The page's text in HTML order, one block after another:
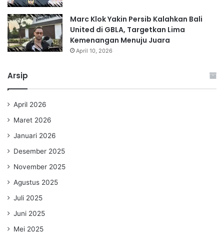
Marc Klok Yakin Persib Kalahkan Bali
United di GBLA, Targetkan Lima
Kemenangan Menuju Juara
April 10, 2026
Arsip
April 2026
Maret 2026
Januari 2026
Desember 2025
November 2025
Agustus 2025
Juli 2025
Juni 2025
Mei 2025